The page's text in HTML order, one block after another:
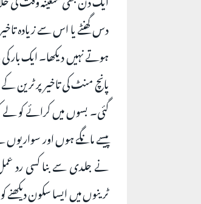
دس گھنٹے یا اس سے زیادہ
ہوتے نہیں دیکھا۔ ایک بار
پانچ منٹ کی تاخیر پر
گئی۔ بسوں میں کرائے کو لے
پیسے مانگے ہوں اور
نے جلدی سے بنا کسی رد
ٹرینوں میں ایسا سکون